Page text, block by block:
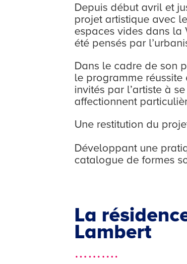
Depuis début avril et
projet artistique avec
espaces vides dans la
été pensés par
Dans le cadre de son
le programme
invités par l’artiste à
affectionnent
Une restitution du
Développant une
catalogue de formes
La
Lambert
……….